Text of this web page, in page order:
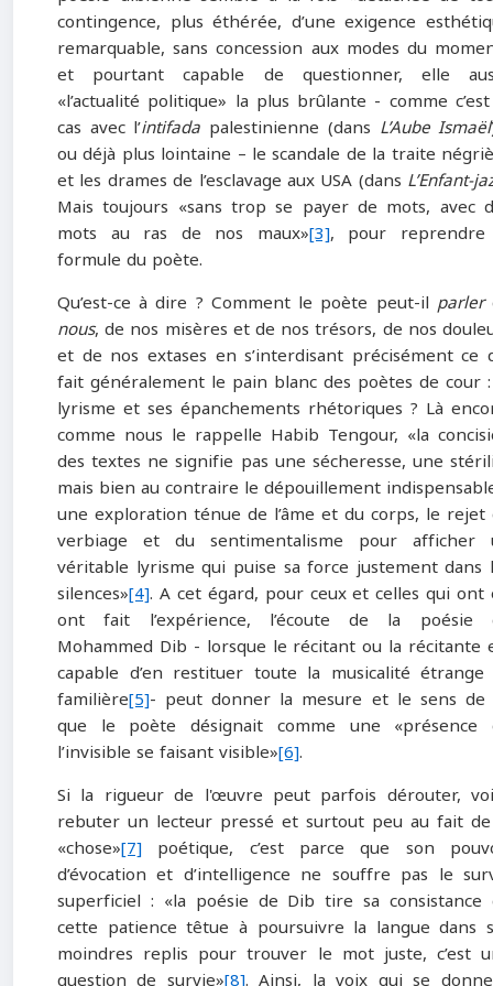
contingence, plus éthérée, d’une exigence
remarquable, sans concession aux modes du
et pourtant capable de questionner, elle
«l’actualité politique» la plus brûlante ‑ comme
cas avec l’intifada palestinienne (dans L’Aube Ismaël
ou déjà plus lointaine – le scandale de la traite
et les drames de l’esclavage aux USA (dans L’Enfant-
Mais toujours «sans trop se payer de mots, avec
mots au ras de nos maux»[3], pour
formule du poète.
Qu’est-ce à dire ? Comment le poète peut-il parler
nous, de nos misères et de nos trésors, de nos
et de nos extases en s’interdisant précisément ce
fait généralement le pain blanc des poètes de cour
lyrisme et ses épanchements rhétoriques ? Là
comme nous le rappelle Habib Tengour, «la
des textes ne signifie pas une sécheresse, une
mais bien au contraire le dépouillement
une exploration ténue de l’âme et du corps, le rejet
verbiage et du sentimentalisme pour afficher
véritable lyrisme qui puise sa force justement dans
silences»[4]. A cet égard, pour ceux et celles qui ont
ont fait l’expérience, l’écoute de la poésie
Mohammed Dib - lorsque le récitant ou la récitante
capable d’en restituer toute la musicalité
familière[5]‑ peut donner la mesure et le sens de
que le poète désignait comme une «présence
l’invisible se faisant visible»[6].
Si la rigueur de l'œuvre peut parfois dérouter,
rebuter un lecteur pressé et surtout peu au fait
«chose»[7] poétique, c’est parce que son
d’évocation et d’intelligence ne souffre pas le
superficiel : «la poésie de Dib tire sa consistance
cette patience têtue à poursuivre la langue dans
moindres replis pour trouver le mot juste, c’est